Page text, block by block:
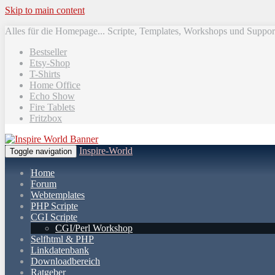
Skip to main content
Alles für die Homepage... Scripte, Templates, Workshops und
Bestseller
Etsy-Shop
T-Shirts
Home Office
Echo Show
Fire Tablets
Fritzbox
Toggle navigation Inspire-World
Home
Forum
Webtemplates
PHP Scripte
CGI Scripte
CGI/Perl Workshop
Selfhtml & PHP
Linkdatenbank
Downloadbereich
Ratgeber